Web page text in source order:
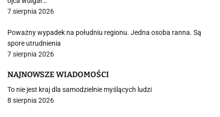
7 sierpnia 2026
Poważny wypadek na południu regionu. Jedna osoba ranna. Są
spore utrudnienia
7 sierpnia 2026
NAJNOWSZE WIADOMOŚCI
To nie jest kraj dla samodzielnie myślących ludzi
8 sierpnia 2026